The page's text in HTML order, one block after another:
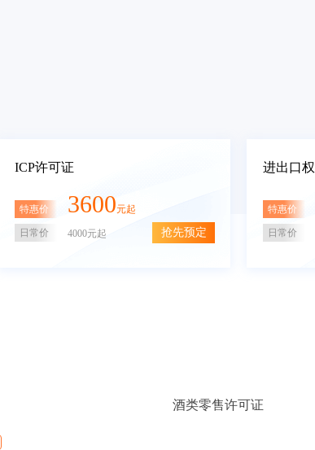
ICP许可证
特惠价 3600元起
日常价 4000元起 抢先预定
进出口权
特惠价
日常价
酒类零售许可证